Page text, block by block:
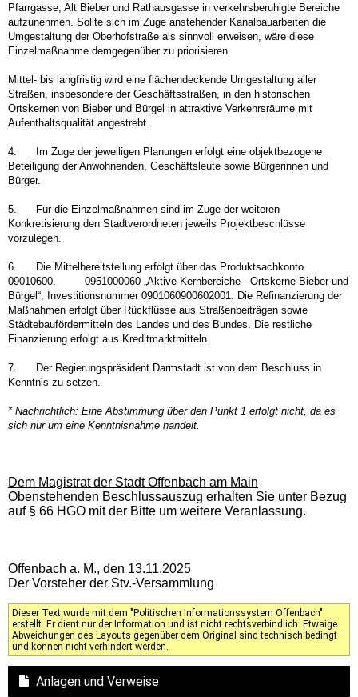
Pfarrgasse, Alt Bieber und Rathausgasse in verkehrsberuhigte Bereiche
aufzunehmen. Sollte sich im Zuge anstehender Kanalbauarbeiten die
Umgestaltung der Oberhofstraße als sinnvoll erweisen, wäre diese
Einzelmaßnahme demgegenüber zu priorisieren.
Mittel- bis langfristig wird eine flächendeckende Umgestaltung aller
Straßen, insbesondere der Geschäftsstraßen, in den historischen
Ortskernen von Bieber und Bürgel in attraktive Verkehrsräume mit
Aufenthaltsqualität angestrebt.
4.
Im Zuge der jeweiligen Planungen erfolgt eine objektbezogene
Beteiligung der Anwohnenden, Geschäftsleute sowie Bürgerinnen und
Bürger.
5.
Für die Einzelmaßnahmen sind im Zuge der weiteren
Konkretisierung den Stadtverordneten jeweils Projektbeschlüsse
vorzulegen.
6.
Die Mittelbereitstellung erfolgt über das Produktsachkonto
09010600. 0951000060 „Aktive Kernbereiche - Ortskerne Bieber und
Bürgel“, Investitionsnummer 0901060900602001. Die Refinanzierung der
Maßnahmen erfolgt über Rückflüsse aus Straßenbeiträgen sowie
Städtebaufördermitteln des Landes und des Bundes. Die restliche
Finanzierung erfolgt aus Kreditmarktmitteln.
7.
Der Regierungspräsident Darmstadt ist von dem Beschluss in
Kenntnis zu setzen.
* Nachrichtlich: Eine Abstimmung über den Punkt 1 erfolgt nicht, da es
sich nur um eine Kenntnisnahme handelt.
Dem Magistrat der Stadt Offenbach am Main
Obenstehenden Beschlussauszug erhalten Sie unter Bezug
auf § 66 HGO mit der Bitte um weitere Veranlassung.
Offenbach a. M., den 13.11.2025
Der Vorsteher der Stv.-Versammlung
Dieser Text wurde mit dem "Politischen Informationssystem Offenbach"
erstellt. Er dient nur der Information und ist nicht rechtsverbindlich. Etwaige
Abweichungen des Layouts gegenüber dem Original sind technisch bedingt
und können nicht verhindert werden.
Anlagen und Verweise